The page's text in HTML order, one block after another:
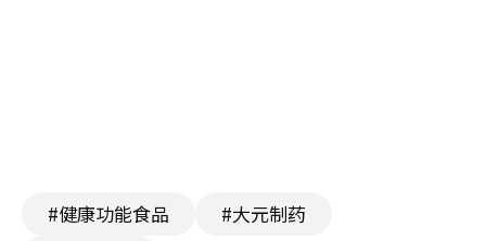
#健康功能食品
#大元制药